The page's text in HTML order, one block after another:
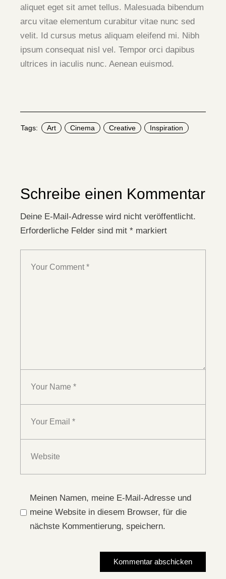
aliquet eget sit amet tellus. Malesuada bibendum
arcu vitae elementum curabitur vitae nunc sed
velit. Id cursus metus aliquam eleifend mi. Nibh
ipsum consequat nisl vel. Tempor orci dapibus
ultrices in iaculis nunc. Aenean euismod.
Tags: Art Cinema Creative Inspiration
Schreibe einen Kommentar
Deine E-Mail-Adresse wird nicht veröffentlicht.
Erforderliche Felder sind mit* markiert
Meinen Namen, meine E-Mail-Adresse und
meine Website in diesem Browser, für die
nächste Kommentierung, speichern.
Kommentar abschicken
Kommentar abschicken